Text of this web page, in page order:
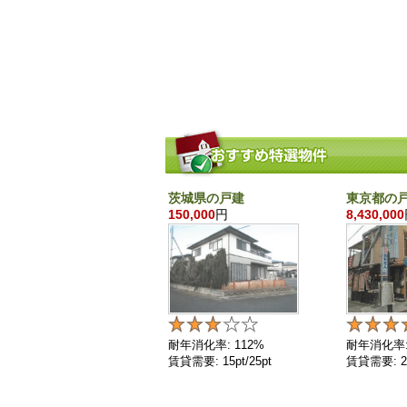
茨城県の戸建
150,000円
耐年消化率: 112%
賃貸需要: 15pt/25pt
東京都の
8,430,000
耐年消化
賃貸需要: